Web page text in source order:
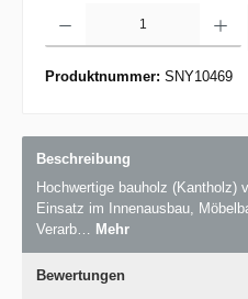
Produktnummer: SNY10469
Beschreibung
Hochwertige bauholz (Kantholz)
Einsatz im Innenausbau,
Verarb… Mehr
Bewertungen